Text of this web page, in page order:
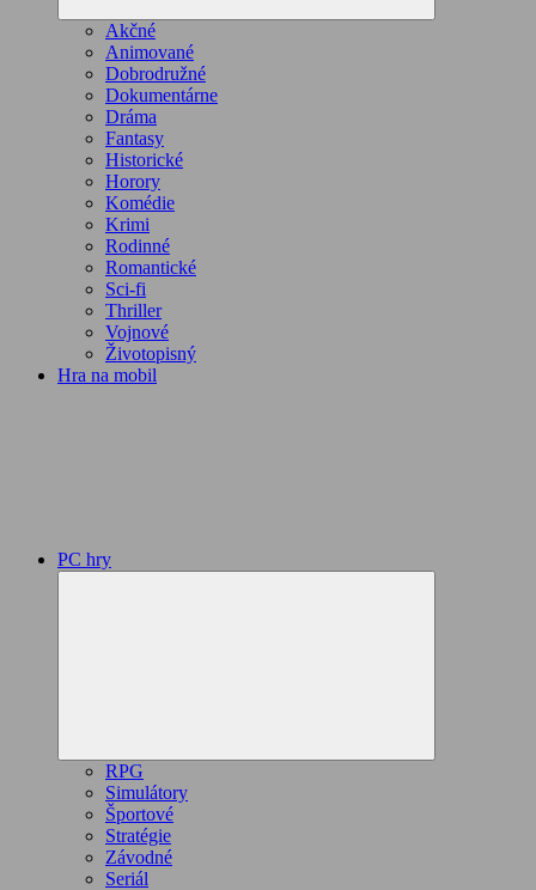
Akčné
Animované
Dobrodružné
Dokumentárne
Dráma
Fantasy
Historické
Horory
Komédie
Krimi
Rodinné
Romantické
Sci-fi
Thriller
Vojnové
Životopisný
Hra na mobil
PC hry
RPG
Simulátory
Športové
Stratégie
Závodné
Seriál